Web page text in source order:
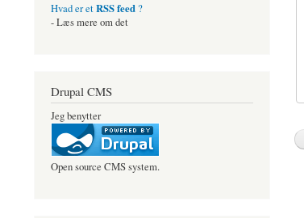
Hvad er etRSS feed ?
- Læs mere om det
Drupal CMS
Jeg benytter
Open source CMS system.